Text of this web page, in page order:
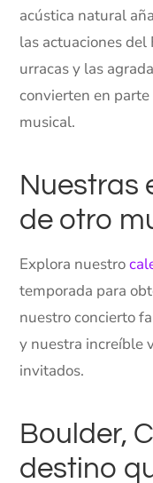
acústica natural
las actuaciones
urracas y las
convierten en
musical.
Nuestras
de otro
Explora nuestro
temporada para
nuestro concierto
y nuestra increíble
invitados.
Boulder,
destino